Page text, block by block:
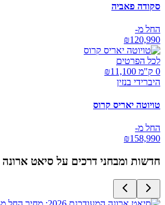
סקודה פאביה
החל מ-
₪120,990
לכל הפרטים
0 ק"מ ₪
11,100
היברידי בנזין
טויוטה יאריס קרוס
החל מ-
₪158,990
חדשות ומבחני דרכים על סיאט ארונה